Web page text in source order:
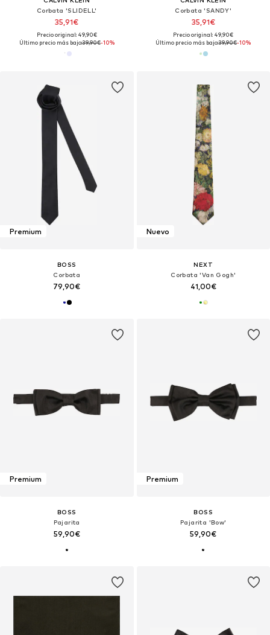
Corbata 'SLIDELL'
35,91€
Precio original: 49,90€
Último precio más bajo:39,90€-10%
Corbata 'SANDY'
35,91€
Precio original: 49,90€
Último precio más bajo:39,90€-10%
Premium
BOSS
Corbata
79,90€
Nuevo
NEXT
Corbata 'Van Gogh'
41,00€
Premium
BOSS
Pajarita
59,90€
Premium
BOSS
Pajarita 'Bow'
59,90€